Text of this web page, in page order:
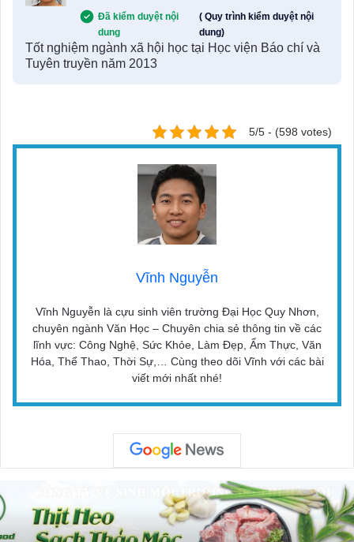
Đã kiểm duyệt nội
dung
( Quy trình kiểm duyệt nội
dung)
Tốt nghiệm ngành xã hội học tại Học viện Báo chí và
Tuyên truyền năm 2013
5/5 - (598 votes)
Vĩnh Nguyễn
Vĩnh Nguyễn là cựu sinh viên trường Đại Học Quy Nhơn,
chuyên ngành Văn Học – Chuyên chia sẻ thông tin về các
lĩnh vực: Công Nghệ, Sức Khỏe, Làm Đẹp, Ẩm Thực, Văn
Hóa, Thể Thao, Thời Sự,… Cùng theo dõi Vĩnh với các bài
viết mới nhất nhé!